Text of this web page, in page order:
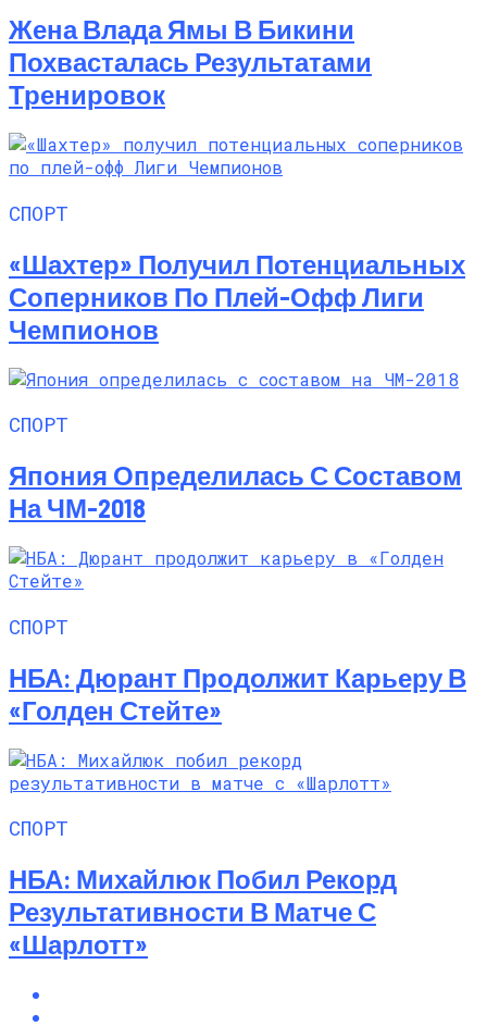
Жена Влада Ямы В Бикини
Похвасталась Результатами
Тренировок
СПОРТ
«Шахтер» Получил Потенциальных
Соперников По Плей-Офф Лиги
Чемпионов
СПОРТ
Япония Определилась С Составом
На ЧМ-2018
СПОРТ
НБА: Дюрант Продолжит Карьеру В
«Голден Стейте»
СПОРТ
НБА: Михайлюк Побил Рекорд
Результативности В Матче С
«Шарлотт»